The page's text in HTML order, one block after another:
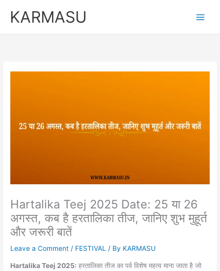
KARMASU
Hartalika Teej 2025 Date: 25 या 26
अगस्त, कब है हरतालिका तीज, जानिए शुभ मुहूर्त
और जरूरी बातें
Leave a Comment / FESTIVAL / By KARMASU
Hartalika Teej 2025: हरतालिका तीज का पर्व विशेष महत्व माना जाता है जो
price